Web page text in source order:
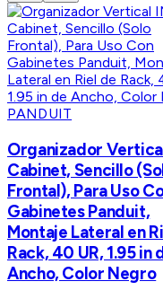
PANDUIT
Organizador
Cabinet, Sencillo
Frontal), Para Uso
Gabinetes Panduit,
Montaje Lateral en
Rack, 40 UR, 1.95 in
Ancho, Color Negro